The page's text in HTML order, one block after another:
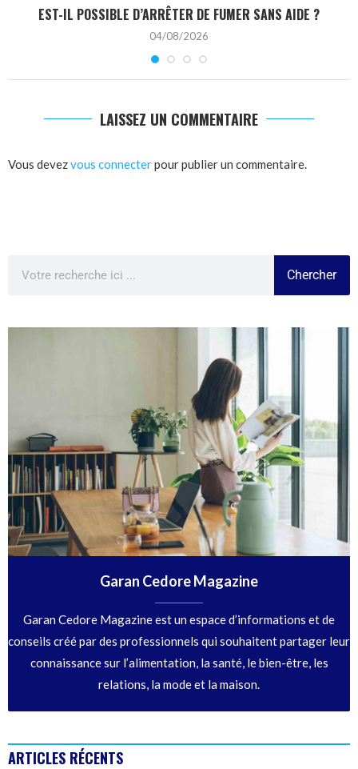
EST-IL POSSIBLE D’ARRÊTER DE FUMER SANS AIDE ?
04/08/2026
LAISSEZ UN COMMENTAIRE
Vous devezvous connecterpour publier un commentaire.
Chercher
Garan Cedore Magazine
Garan Cedore Magazine est un espace d’informations et de
conseils créé par des professionnels qui souhaitent partager leur
connaissance sur l’alimentation, la santé, le bien-être, les
relations, la mode et la maison.
ARTICLES RÉCENTS